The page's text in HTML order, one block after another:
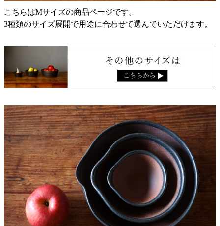
こちらはMサイズの商品ページです。
3種類のサイズ展開で用途に合わせて選んでいただけます。